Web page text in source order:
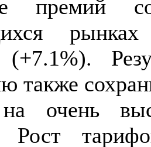
премий
(+7.1%).
также
на очень
Рост